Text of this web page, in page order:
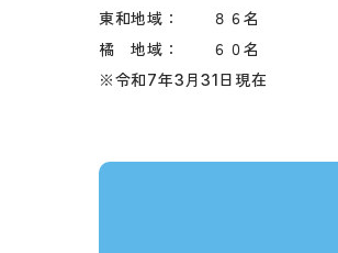
東和地域： ８６名
橘 地域： ６０名
※令和7年3月31日現在